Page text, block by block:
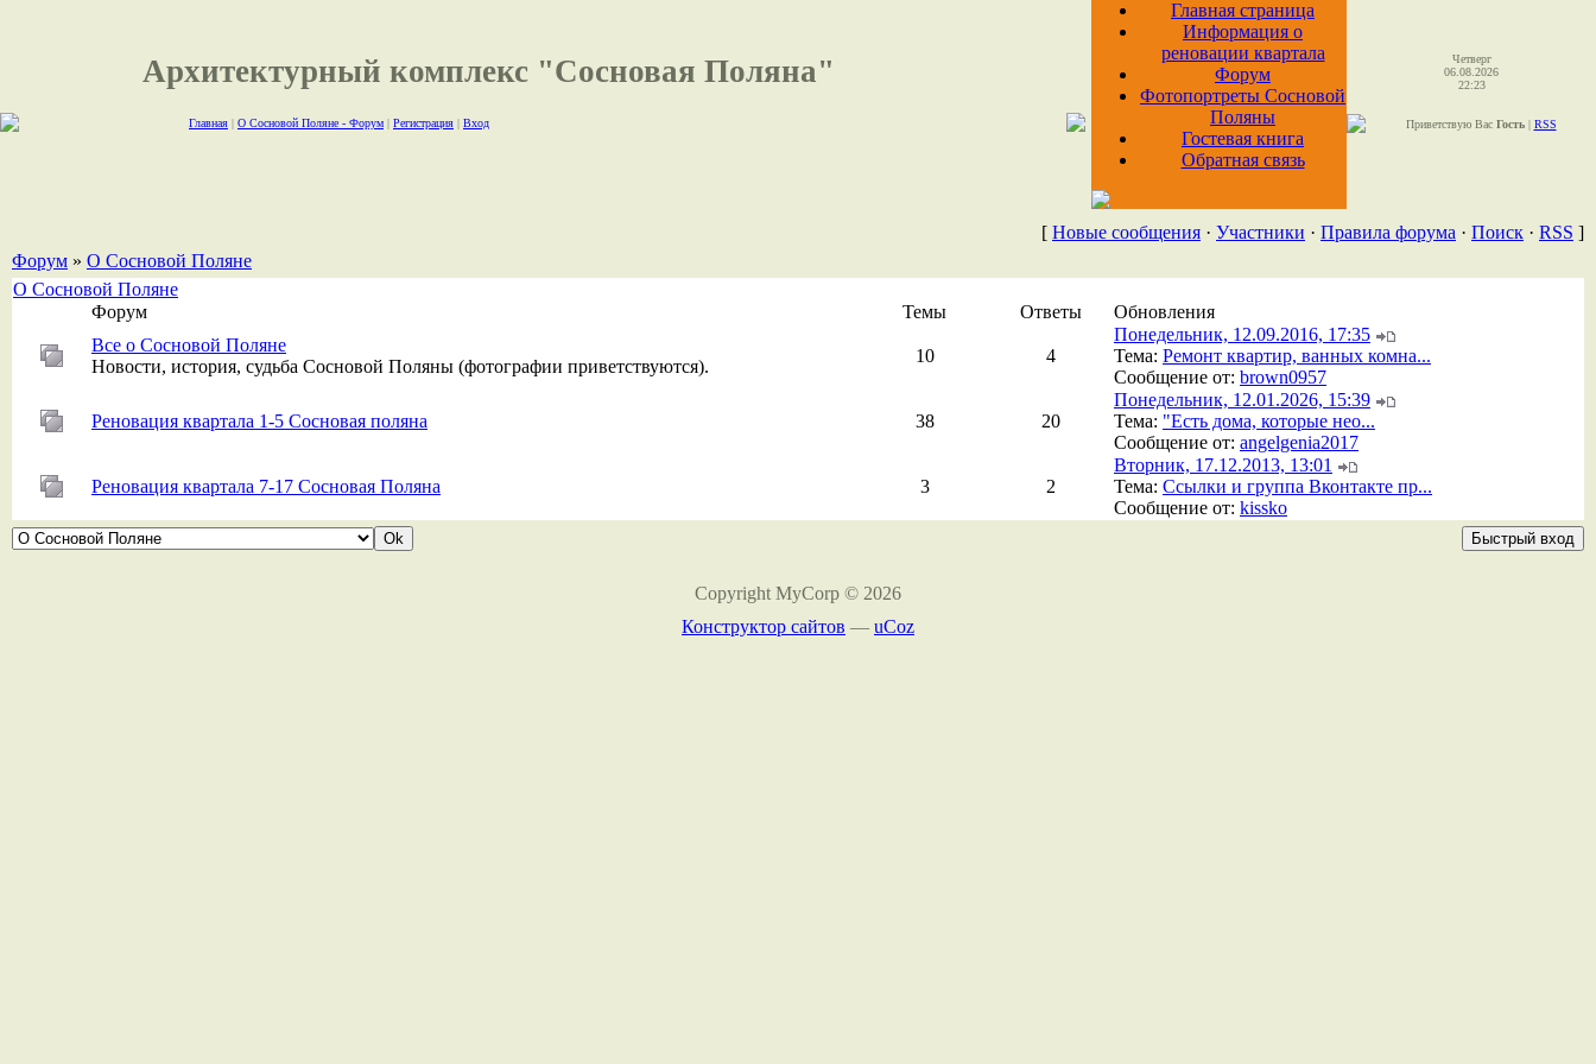
Архитектурный комплекс "Сосновая Поляна"
Главная | О Сосновой Поляне - Форум | Регистрация | Вход
Главная страница
Информация о
реновации квартала
Форум
Фотопортреты Сосновой
Поляны
Гостевая книга
Обратная связь
Четверг
06.08.2026
22:23
Приветствую Вас Гость| RSS
[ Новые сообщения · Участники · Правила форума · Поиск · RSS ]
Форум » О Сосновой Поляне
О Сосновой Поляне
Форум
Темы Ответы
Обновления
Все о Сосновой Поляне
Новости, история, судьба Сосновой Поляны (фотографии приветствуются).
10 4
Понедельник, 12.09.2016, 17:35
Тема: Ремонт квартир, ванных комна...
Сообщение от: brown0957
Реновация квартала 1-5 Сосновая поляна 38 20
Понедельник, 12.01.2026, 15:39
Тема: "Есть дома, которые нео...
Сообщение от: angelgenia2017
Реновация квартала 7-17 Сосновая Поляна 3 2
Вторник, 17.12.2013, 13:01
Тема: Ссылки и группа Вконтакте пр...
Сообщение от: kissko
Copyright MyCorp © 2026
Конструктор сайтов — uCoz